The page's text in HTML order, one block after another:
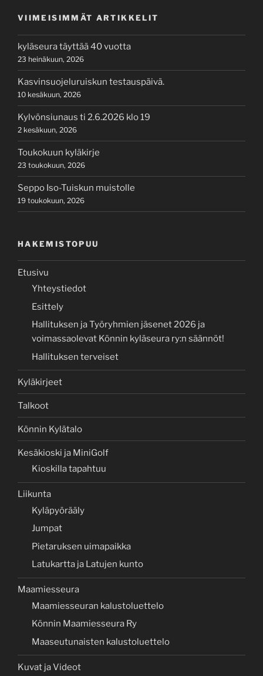
VIIMEISIMMÄT ARTIKKELIT
kyläseura täyttää 40 vuotta
23 heinäkuun, 2026
Kasvinsuojeluruiskun testauspäivä.
10 kesäkuun, 2026
Kylvönsiunaus ti 2.6.2026 klo 19
2 kesäkuun, 2026
Toukokuun kyläkirje
23 toukokuun, 2026
Seppo Iso-Tuiskun muistolle
19 toukokuun, 2026
HAKEMISTOPUU
Etusivu
Yhteystiedot
Esittely
Hallituksen ja Työryhmien jäsenet 2026 ja
voimassaolevat Könnin kyläseura ry:n säännöt!
Hallituksen terveiset
Kyläkirjeet
Talkoot
Könnin Kylätalo
Kesäkioski ja MiniGolf
Kioskilla tapahtuu
Liikunta
Kyläpyörääly
Jumpat
Pietaruksen uimapaikka
Latukartta ja Latujen kunto
Maamiesseura
Maamiesseuran kalustoluettelo
Könnin Maamiesseura Ry
Maaseutunaisten kalustoluettelo
Kuvat ja Videot